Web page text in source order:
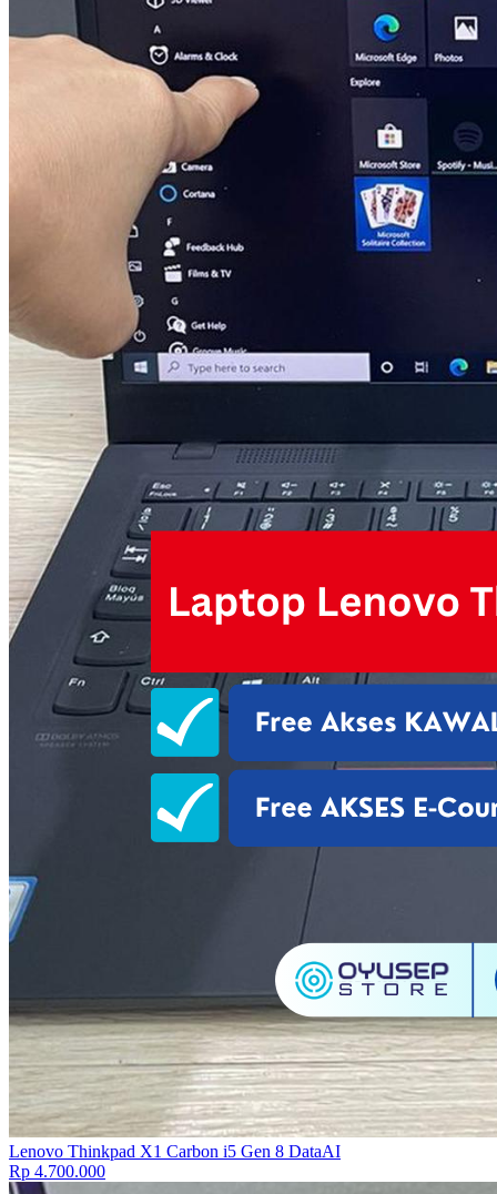
Lenovo Thinkpad X1 Carbon i5 Gen 8 DataAI
Rp 4.700.000